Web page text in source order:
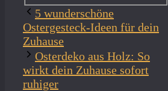
5 wunderschöne
Ostergesteck-Ideen für dein
Zuhause
Osterdeko aus Holz: So
wirkt dein Zuhause sofort
ruhiger